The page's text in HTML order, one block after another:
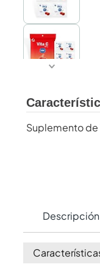
Descripción